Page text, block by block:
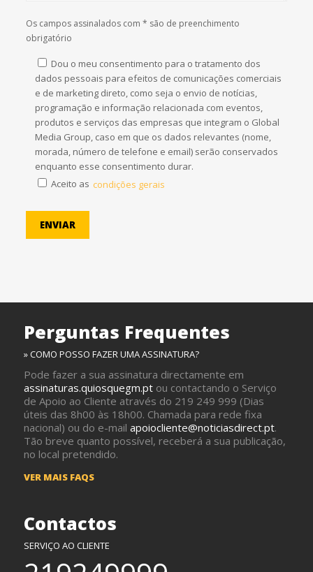
Os campos assinalados com * são de preenchimento
obrigatório
Dou o meu consentimento para o tratamento dos
dados pessoais para efeitos de comunicações comerciais
e de marketing direto, como seja o envio de notícias,
programação e informação relacionada com eventos,
produtos e serviços das empresas que integram o Global
Media Group, caso em que os dados relevantes (nome,
morada, número de telefone e email) serão conservados
enquanto esse consentimento durar.
Aceito as condições gerais
Perguntas Frequentes
» COMO POSSO FAZER UMA ASSINATURA?
Pode fazer a sua assinatura directamente em
assinaturas.quiosquegm.ptou contactando o Serviço
de Apoio ao Cliente através do 219 249 999 (Dias
úteis das 8h00 às 18h00. Chamada para rede fixa
nacional) ou do e-mail apoiocliente@noticiasdirect.pt.
Tão breve quanto possível, receberá a sua publicação,
no local pretendido.
VER MAIS FAQS
Contactos
SERVIÇO AO CLIENTE